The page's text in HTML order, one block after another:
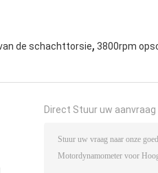
de schachttorsie, 3800rpm
Direct Stuur uw aanvraag